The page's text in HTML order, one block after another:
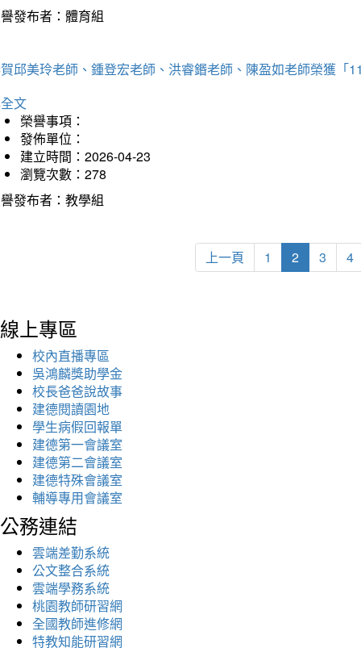
發布者：體育組
邱美玲老師、鍾登宏老師、洪睿鍲老師、陳盈如老師榮獲「
文
榮譽事項：
發佈單位：
建立時間：2026-04-23
瀏覽次數：278
發布者：教學組
上一頁 1 2 3 4
線上專區
校內直播專區
吳鴻麟獎助學金
校長爸爸說故事
建德閱讀園地
學生病假回報單
建德第一會議室
建德第二會議室
建德特殊會議室
輔導專用會議室
公務連結
雲端差勤系統
公文整合系統
雲端學務系統
桃園教師研習網
全國教師進修網
特教知能研習網